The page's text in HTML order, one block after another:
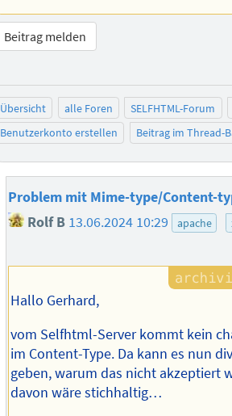
Beitrag melden
Übersicht alle Foren
SELFHTML-Forum
Benutzerkonto erstellen
Beitrag im Thread-
Problem mit Mime-type/Content-
Rolf B 13.06.2024 10:29 apache
Hallo Gerhard,
vom Selfhtml-Server kommt kein
im Content-Type. Da kann es nun
geben, warum das nicht akzeptiert
davon wäre stichhaltig…